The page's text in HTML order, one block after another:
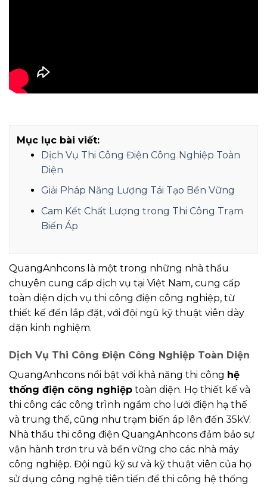
Mục lục bài viết:
Dịch Vụ Thi Công Điện Công Nghiệp Toàn
Diện
Giải Pháp Năng Lượng Tái Tạo Bền Vững
Cam Kết Chất Lượng trong Thi Công Trạm
Biến Áp
QuangAnhcons là một trong những nhà thầu
chuyên cung cấp dịch vụ tại Việt Nam, cung cấp
toàn diện dịch vụ thi công điện công nghiệp, từ
thiết kế đến lắp đặt, với đội ngũ kỹ thuật viên dày
dặn kinh nghiệm.
Dịch Vụ Thi Công Điện Công Nghiệp Toàn Diện
QuangAnhcons nổi bật với khả năng thi công hệ
thống điện công nghiệp toàn diện. Họ thiết kế và
thi công các công trình ngầm cho lưới điện hạ thế
và trung thế, cũng như trạm biến áp lên đến 35kV.
Nhà thầu thi công điện QuangAnhcons đảm bảo sự
vận hành trơn tru và bền vững cho các nhà máy
công nghiệp. Đội ngũ kỹ sư và kỹ thuật viên của họ
sử dụng công nghệ tiên tiến để thi công hệ thống